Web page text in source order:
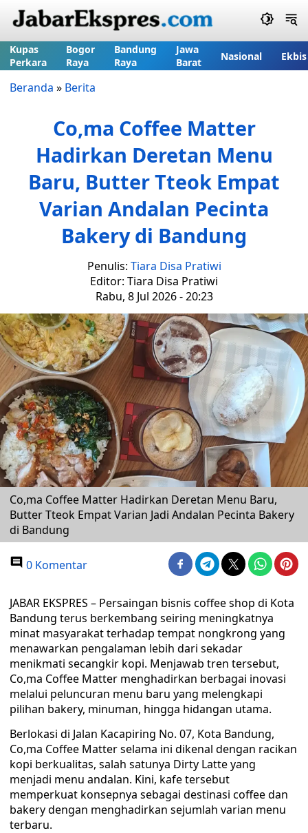
Kupas
Perkara
Bogor
Raya
Bandung
Raya
Jawa
Barat
Nasional Ekbis
Beranda » Berita
Co,ma Coffee Matter
Hadirkan Deretan Menu
Baru, Butter Tteok Empat
Varian Andalan Pecinta
Bakery di Bandung
Penulis: Tiara Disa Pratiwi
Editor: Tiara Disa Pratiwi
Rabu, 8 Jul 2026 - 20:23
Co,ma Coffee Matter Hadirkan Deretan Menu Baru,
Butter Tteok Empat Varian Jadi Andalan Pecinta Bakery
di Bandung
0 Komentar
JABAR EKSPRES – Persaingan bisnis coffee shop di Kota
Bandung terus berkembang seiring meningkatnya
minat masyarakat terhadap tempat nongkrong yang
menawarkan pengalaman lebih dari sekadar
menikmati secangkir kopi. Menjawab tren tersebut,
Co,ma Coffee Matter menghadirkan berbagai inovasi
melalui peluncuran menu baru yang melengkapi
pilihan bakery, minuman, hingga hidangan utama.
Berlokasi di Jalan Kacapiring No. 07, Kota Bandung,
Co,ma Coffee Matter selama ini dikenal dengan racikan
kopi berkualitas, salah satunya Dirty Latte yang
menjadi menu andalan. Kini, kafe tersebut
memperkuat konsepnya sebagai destinasi coffee dan
bakery dengan menghadirkan sejumlah varian menu
terbaru.